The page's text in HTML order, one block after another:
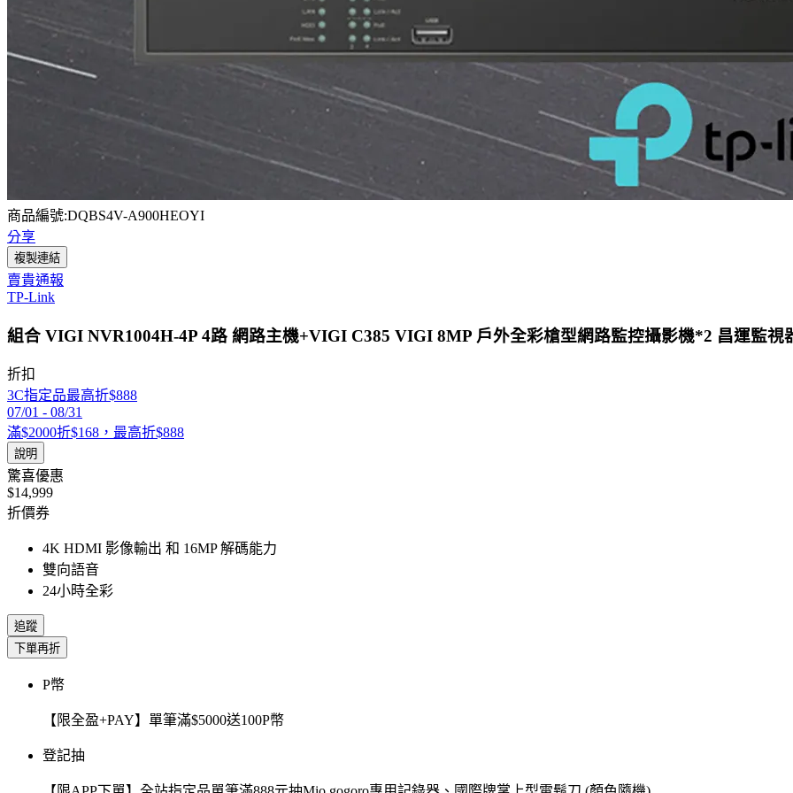
商品編號:DQBS4V-A900HEOYI
分享
複製連結
賣貴通報
TP-Link
組合 VIGI NVR1004H-4P 4路 網路主機+VIGI C385 VIGI 8MP 戶外全彩槍型網路監控攝影機*2 昌運監視
折扣
3C指定品最高折$888
07/01 - 08/31
滿$2000折$168，最高折$888
說明
驚喜優惠
$14,999
折價券
4K HDMI 影像輸出 和 16MP 解碼能力
雙向語音
24小時全彩
追蹤
下單再折
P幣
【限全盈+PAY】單筆滿$5000送100P幣
登記抽